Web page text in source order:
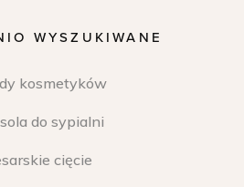
WYSZUKIWANE
kosmetyków
do sypialni
cięcie